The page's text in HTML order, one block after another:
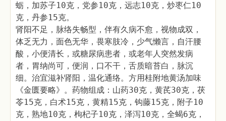
蛎，加苏子10克，党参10克，远志10克，炒枣仁10
克，丹参15克。
肾阳不足，脉络失畅型，伴有久病不愈，视物成双，
体乏无力，面色无华，畏寒肢冷，少气懒言，自汗腰
酸，小便清长，或糖尿病患者，或老年人突然发病
者，胃纳尚可，便润，口不干，舌质暗苔白，脉沉
细。治宜滋补肾阳，温化通络。方用桂附地黄汤加味
《金匮要略》。药物组成：山药30克，黄芪30克，茯
苓15克，白术15克，黄精15克，钩藤15克，附子10
克，熟地10克，枸杞子10克，泽泻10克，全蝎6克，